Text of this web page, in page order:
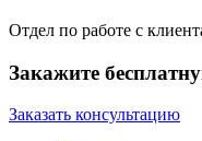
Отдел по работе с
Закажите
Заказать консультацию